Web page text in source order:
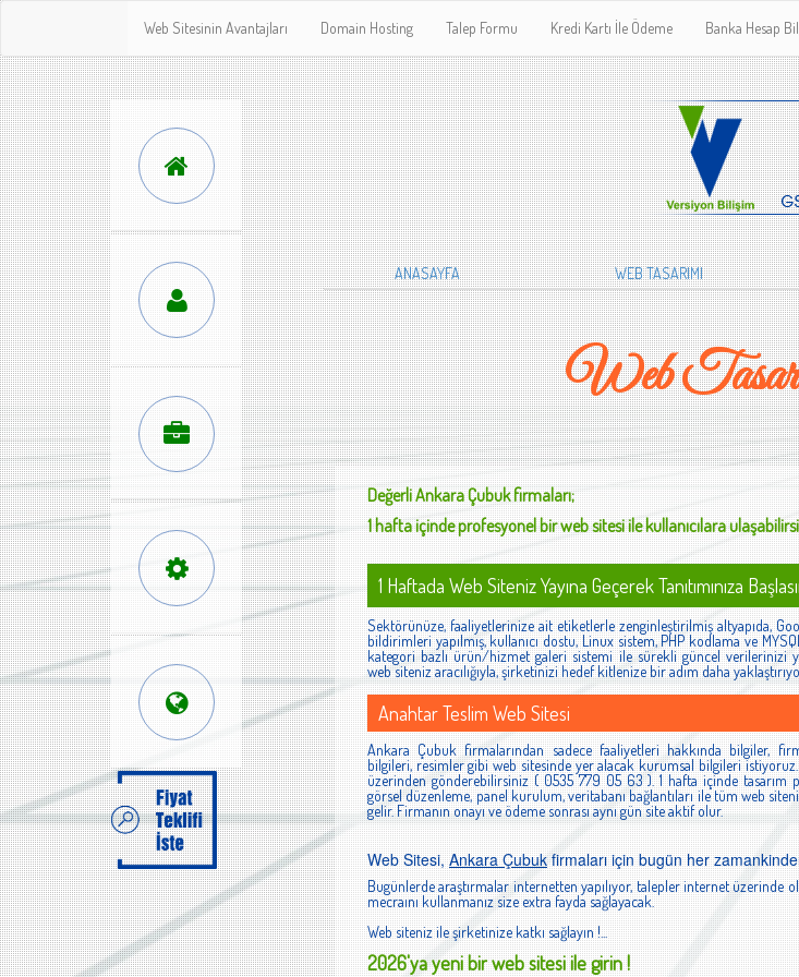
Web Sitesinin Avantajları Domain Hosting Talep Formu Kredi Kartı İle Ödeme Banka Hesap
ANASAYFA WEB TASARIMI
Web
DeğerliAnkara Çubukfirmaları;
1 hafta içinde profesyonel bir web sitesi ile kullanıcılara
1 Haftada Web Siteniz Yayına Geçerek Tanıtımınıza
Sektörünüze, faaliyetlerinize ait etiketlerle zenginleştirilmiş altyapıda,
bildirimleri yapılmış, kullanıcı dostu, Linux sistem, PHP kodlama ve
kategori bazlı ürün/hizmet galeri sistemi ile sürekli güncel verilerinizi
web siteniz aracılığıyla, şirketinizi hedef kitlenize bir adım daha
Anahtar Teslim Web Sitesi
Ankara Çubuk firmalarından sadece faaliyetleri hakkında bilgiler,
bilgileri, resimler gibi web sitesinde yer alacak kurumsal bilgileri
üzerinden gönderebilirsiniz ( 0535 779 05 63 ). 1 hafta içinde tasarım
görsel düzenleme, panel kurulum, veritabanı bağlantıları ile tüm web
gelir. Firmanın onayı ve ödeme sonrası aynı gün site aktif olur.
Web Sitesi,Ankara Çubukfirmaları için bugün her
Bugünlerde araştırmalar internetten yapılıyor, talepler internet üzerinde
mecraını kullanmanız size extra fayda sağlayacak.
Web siteniz ile şirketinize katkı sağlayın !...
2026'ya yeni bir web sitesi ile girin !